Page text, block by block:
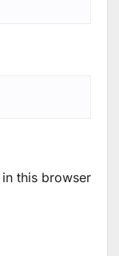
this browser